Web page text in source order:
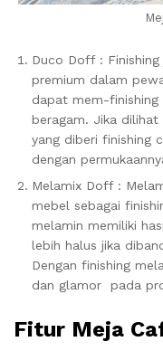
Duco Doff :
premium dalam
dapat mem-finishing
beragam. Jika
yang diberi finishing
dengan
Melamix Doff :
mebel sebagai
melamin memiliki
lebih halus jika
Dengan finishing
dan glamor pada
Fitur Meja